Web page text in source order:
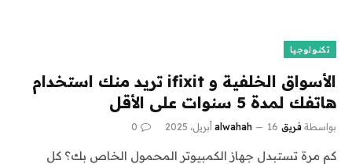
تكنولوجيا
الأسواق الخلفية و ifixit تريد منك استخدام
هاتفك لمدة 5 سنوات على الأقل
بواسطة فريق alwahah 16 أبريل، 2025 0
كم مرة تستبدل جهاز الكمبيوتر المحمول الخاص بك؟ كل